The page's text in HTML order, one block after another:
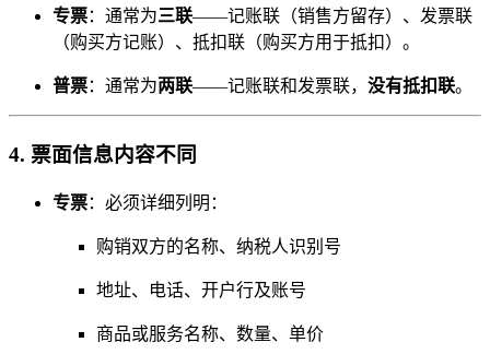
专票：通常为三联——记账联（销售方留存）、发票联
（购买方记账）、抵扣联（购买方用于抵扣）。
普票：通常为两联——记账联和发票联， 没有抵扣联。
4. 票面信息内容不同
专票：必须详细列明：
购销双方的名称、纳税人识别号
地址、电话、开户行及账号
商品或服务名称、数量、单价